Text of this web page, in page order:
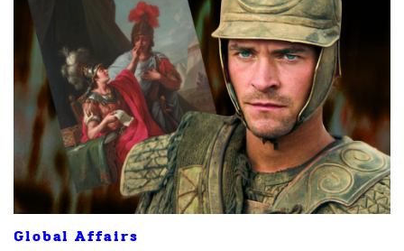
Global Affairs
SHARE TWEET LINE EMAIL